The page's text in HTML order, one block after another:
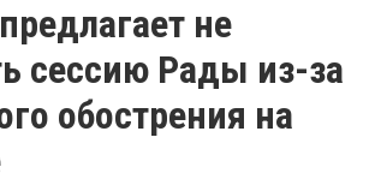
не
сессию Рады из-за
обострения на